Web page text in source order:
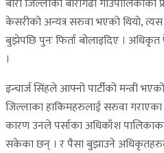
केसरीको अन्यत्र सरुवा भएको थियो,
बुझेपछि पुनः फिर्ता बोलाइदिए ।
।
इन्चार्ज सिंहले आफ्नो पार्टीको मन्त्री
जिल्लाका हाकिमहरुलाई सरुवा
कारण उनले पर्साका अधिकाँश
सकेका छन् । र पैसा बुझाउने